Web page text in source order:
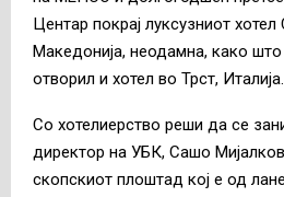
Центар покрај луксузниот
Македонија, неодамна, како што
отворил и хотел во Трст, Италија.
Со хотелиерство реши да се
директор на УБК, Сашо
скопскиот плоштад кој е од